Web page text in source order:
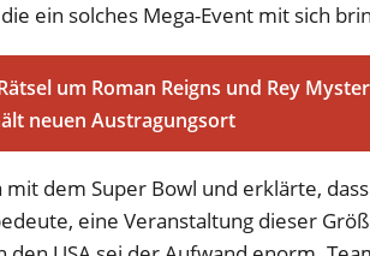
ein solches Mega-Event mit sich
um Roman Reigns und Rey
neuen Austragungsort
dem Super Bowl und erklärte,
eine Veranstaltung dieser